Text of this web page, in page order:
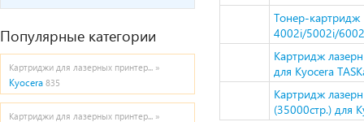
Популярные категории
Картриджи для лазерных принтер... »
Kyocera 835
Картриджи для лазерных принтер... »
Тонер-картридж
4002i/5002i/
Картридж
для Kyocera
Картридж
(35000стр.) для